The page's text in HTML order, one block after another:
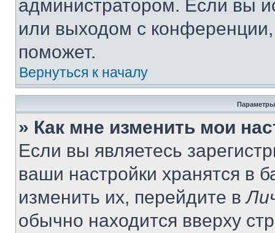
администратором. Если вы
или выходом с
поможет.
Вернуться к началу
Параметры
» Как мне изменить мои
Если вы являетесь
ваши настройки хранятся в
изменить их, перейдите в
обычно находится вверху